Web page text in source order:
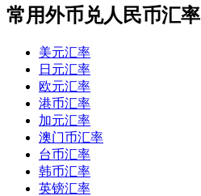
常用外币兑人民币汇率
美元汇率
日元汇率
欧元汇率
港币汇率
加元汇率
澳门币汇率
台币汇率
韩币汇率
英镑汇率